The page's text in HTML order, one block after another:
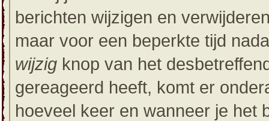
berichten wijzigen en
maar voor een beperkte tijd
wijzig knop van het
gereageerd heeft, komt er
hoeveel keer en wanneer je het